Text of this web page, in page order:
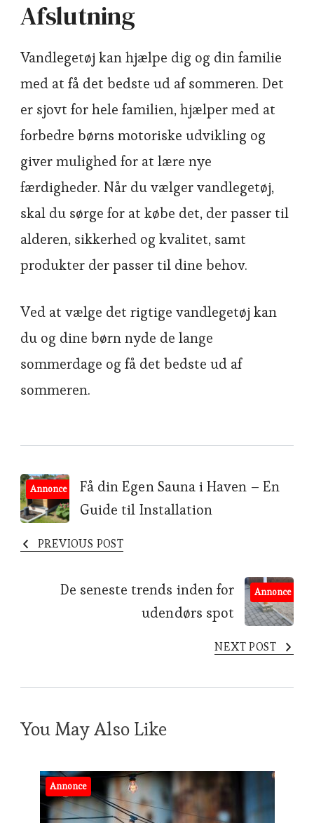
Afslutning
Vandlegetøj kan hjælpe dig og din familie
med at få det bedste ud af sommeren. Det
er sjovt for hele familien, hjælper med at
forbedre børns motoriske udvikling og
giver mulighed for at lære nye
færdigheder. Når du vælger vandlegetøj,
skal du sørge for at købe det, der passer til
alderen, sikkerhed og kvalitet, samt
produkter der passer til dine behov.
Ved at vælge det rigtige vandlegetøj kan
du og dine børn nyde de lange
sommerdage og få det bedste ud af
sommeren.
Post
Navigation
Annonce
Få din Egen Sauna i Haven – En
Guide til Installation
PREVIOUS POST
Annonce
De seneste trends inden for
udendørs spot
NEXT POST
You May Also Like
Annonce